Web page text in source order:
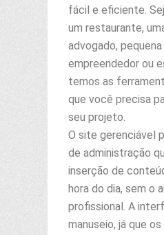
fácil e eficiente.
um restaurante,
advogado,
empreendedor ou
temos as
que você precisa
seu projeto.
O site gerenciável
de administração
inserção de
hora do dia, sem o
profissional. A
manuseio, já que